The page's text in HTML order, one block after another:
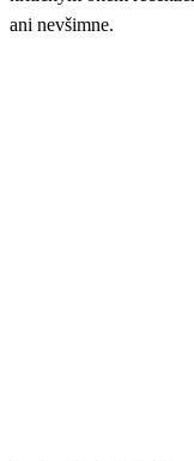
ani nevšimne.